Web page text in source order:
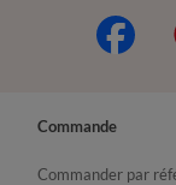
Commande
Commander par